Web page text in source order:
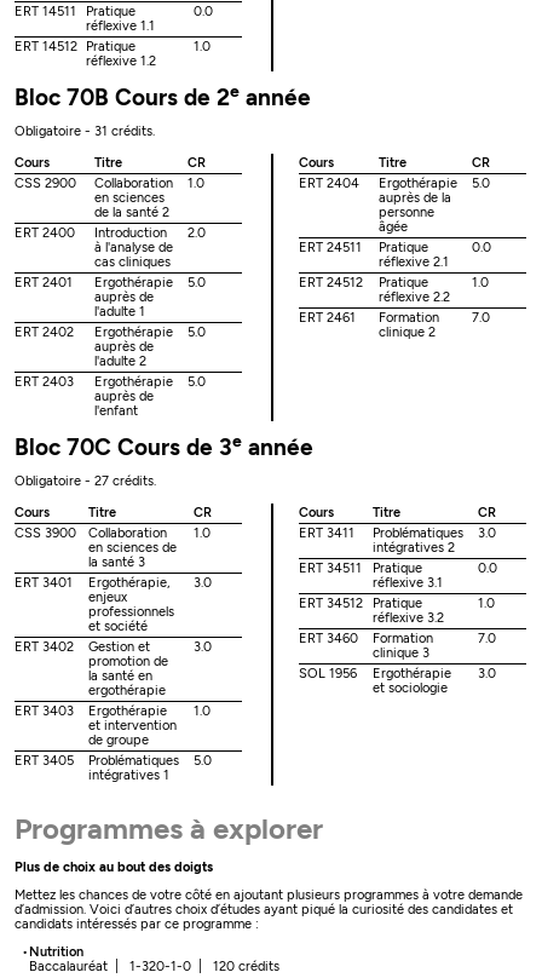
ERT 14511
Pratique
réflexive 1.1
0.0
ERT 14512
Pratique
réflexive 1.2
1.0
Bloc 70B Cours de 2e année
Obligatoire - 31 crédits.
Cours
Titre
CR
CSS 2900
Collaboration
en sciences
de la santé 2
1.0
ERT 2400
Introduction
à l'analyse de
cas cliniques
2.0
ERT 2401
Ergothérapie
auprès de
l'adulte 1
5.0
ERT 2402
Ergothérapie
auprès de
l'adulte 2
5.0
ERT 2403
Ergothérapie
auprès de
l'enfant
5.0
Cours Titre
CR
ERT 2404
Ergothérapie
auprès de la
personne
âgée
5.0
ERT 24511
Pratique
réflexive 2.1
0.0
ERT 24512
Pratique
réflexive 2.2
1.0
ERT 2461
Formation
clinique 2
7.0
Bloc 70C Cours de 3e année
Obligatoire - 27 crédits.
Cours
Titre
CR
CSS 3900
Collaboration
en sciences de
la santé 3
1.0
ERT 3401
Ergothérapie,
enjeux
professionnels
et société
3.0
ERT 3402
Gestion et
promotion de
la santé en
ergothérapie
3.0
ERT 3403
Ergothérapie
et intervention
de groupe
1.0
ERT 3405
Problématiques
intégratives 1
5.0
Cours Titre
CR
ERT 3411
Problématiques
intégratives 2
3.0
ERT 34511
Pratique
réflexive 3.1
0.0
ERT 34512
Pratique
réflexive 3.2
1.0
ERT 3460
Formation
clinique 3
7.0
SOL 1956
Ergothérapie
et sociologie
3.0
Programmes à explorer
Plus de choix au bout des doigts
Mettez les chances de votre côté en ajoutant plusieurs programmes à votre demande
d’admission. Voici d’autres choix d’études ayant piqué la curiosité des candidates et
candidats intéressés par ce programme :
Nutrition
Baccalauréat | 1-320-1-0 | 120 crédits